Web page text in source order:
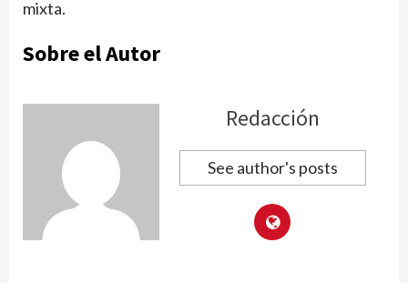
mixta.
Sobre el Autor
Redacción
See author's posts